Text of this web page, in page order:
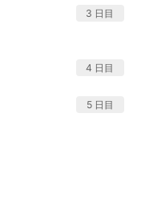
3 日目
4 日目
5 日目